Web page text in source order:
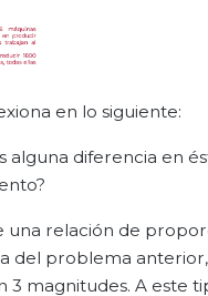
en lo siguiente:
alguna diferencia en
una relación de
del problema
3 magnitudes. A este